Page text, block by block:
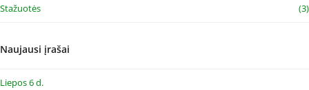
Stažuotės (3)
Naujausi įrašai
Liepos 6 d.